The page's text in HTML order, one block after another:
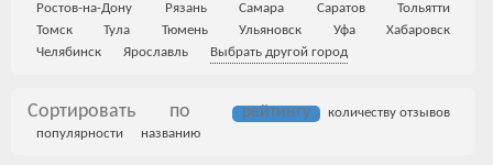
Ростов-на-Дону
Рязань Самара Саратов
Тольятти
Томск
Тула Тюмень Ульяновск Уфа
Хабаровск
Челябинск
Ярославль Выбрать другой город
Сортировать по рейтингу
количеству отзывов
популярности
названию